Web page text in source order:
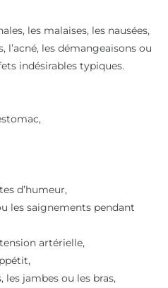
les malaises, les nausées,
l’acné, les démangeaisons ou
indésirables typiques.
d’humeur,
les saignements pendant
artérielle,
les jambes ou les bras,